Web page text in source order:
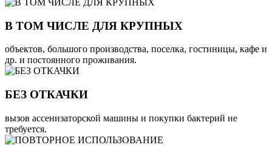
В ТОМ ЧИСЛЕ ДЛЯ КРУПНЫХ
объектов, большого производства, поселка, гостиницы, кафе и
др. и постоянного проживания.
БЕЗ ОТКАЧКИ
вызов ассенизаторской машины и покупки бактерий не
требуется.